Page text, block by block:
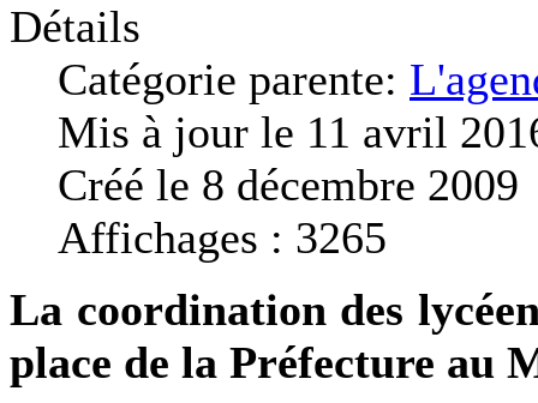
Détails
Catégorie parente:
Mis à jour le 11 avril
Créé le 8 décembre 2009
Affichages : 3265
La coordination des
place de la Préfecture au